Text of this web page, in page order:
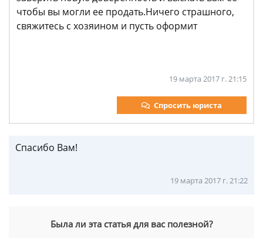
чтобы вы могли ее продать.Ничего страшного,
свяжитесь с хозяином и пусть оформит
19 марта 2017 г. 21:15
Спросить юриста
Спасибо Вам!
19 марта 2017 г. 21:22
Была ли эта статья для вас полезной?